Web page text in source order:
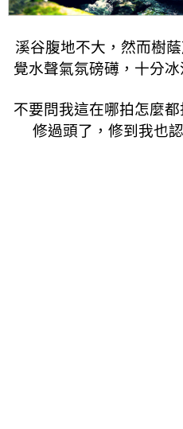
溪谷腹地不大，然而樹
覺水聲氣氛磅礡，十分
不要問我這在哪拍怎麼
修過頭了， 修到我也